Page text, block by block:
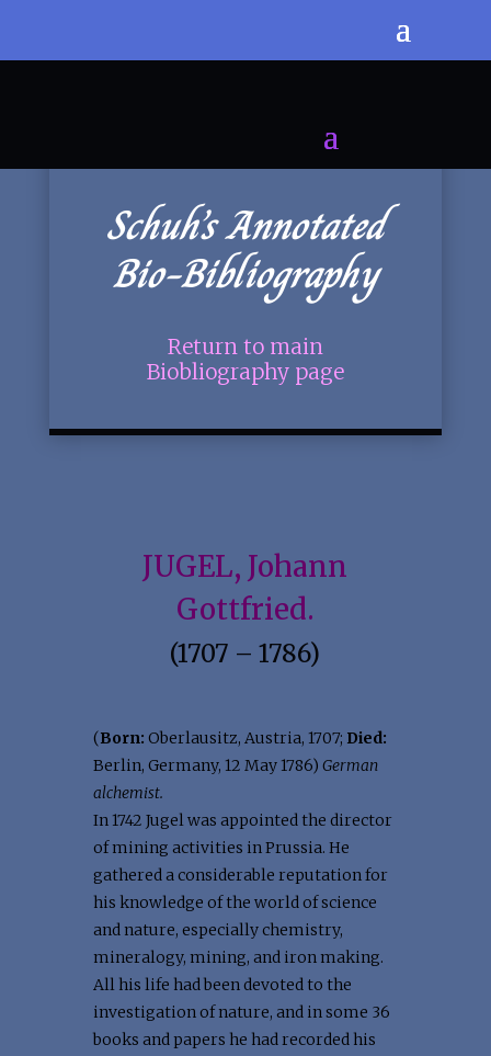
Schuh’s Annotated
Bio-Bibliography
Return to main
Biobliography page
JUGEL, Johann
Gottfried.
(1707 – 1786)
(Born: Oberlausitz, Austria, 1707; Died:
Berlin, Germany, 12 May 1786) German
alchemist.
In 1742 Jugel was appointed the director
of mining activities in Prussia. He
gathered a considerable reputation for
his knowledge of the world of science
and nature, especially chemistry,
mineralogy, mining, and iron making.
All his life had been devoted to the
investigation of nature, and in some 36
books and papers he had recorded his